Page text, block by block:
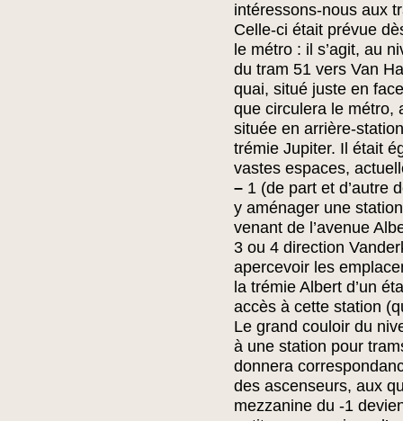
intéressons-nous aux
Celle-ci était prévue
le métro : il s’agit, au
du tram 51 vers Van
quai, situé juste en
que circulera le métro,
située en arrière-
trémie Jupiter. Il était
vastes espaces,
– 1 (de part et d’autre
y aménager une
venant de l’avenue
3 ou 4 direction
apercevoir les
la trémie Albert d’un
accès à cette station
Le grand couloir du
à une station pour
donnera
des ascenseurs, aux
mezzanine du -1